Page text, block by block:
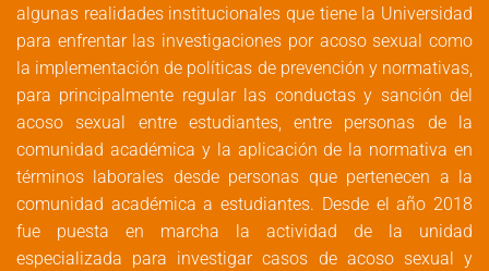
algunas realidades institucionales que tiene la Universidad
para enfrentar las investigaciones por acoso sexual como
la implementación de políticas de prevención y normativas,
para principalmente regular las conductas y sanción del
acoso sexual entre estudiantes, entre personas de la
comunidad académica y la aplicación de la normativa en
términos laborales desde personas que pertenecen a la
comunidad académica a estudiantes. Desde el año 2018
fue puesta en marcha la actividad de la unidad
especializada para investigar casos de acoso sexual y